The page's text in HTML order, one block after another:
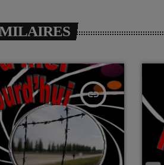
insert_link